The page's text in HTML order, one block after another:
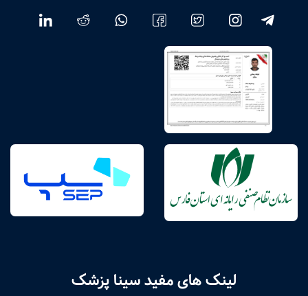
لینک های مفید سینا پزشک